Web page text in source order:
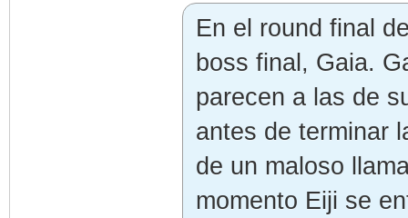
En el round final
boss final, Gaia.
parecen a las de
antes de terminar
de un maloso
momento Eiji se